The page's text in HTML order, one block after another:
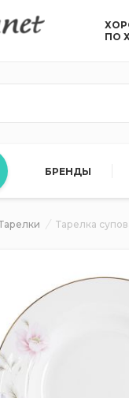
ПО
БРЕНДЫ
Тарелка